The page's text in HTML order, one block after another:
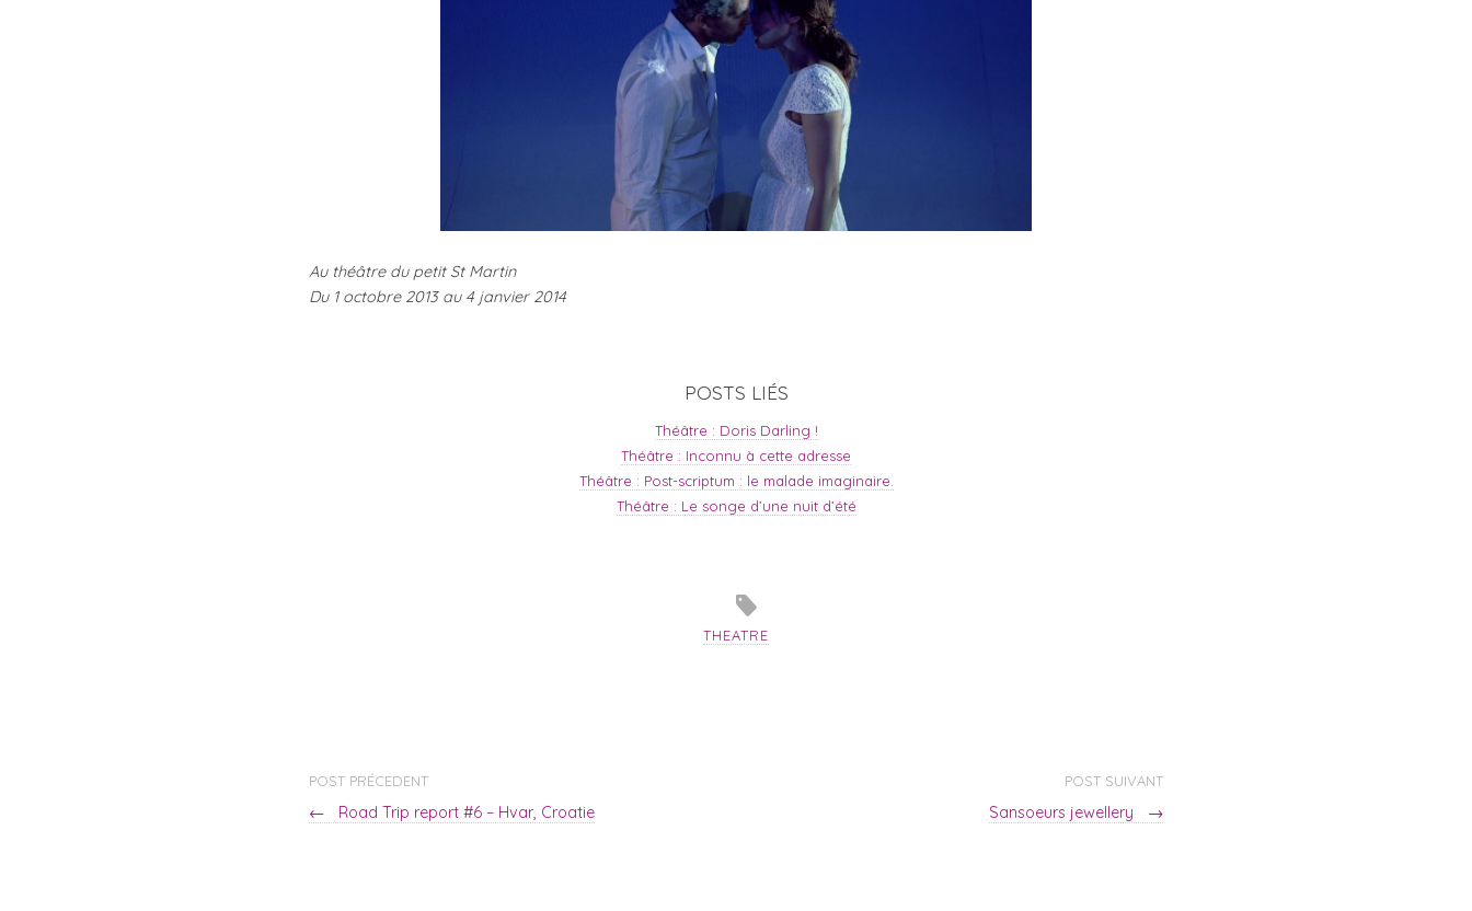
Au théâtre du petit St Martin
Du 1 octobre 2013 au 4 janvier 2014
POSTS LIÉS
Théâtre : Doris Darling !
Théâtre : Inconnu à cette adresse
Théâtre : Post-scriptum : le malade imaginaire.
Théâtre : Le songe d’une nuit d’été
THEATRE
POST PRÉCEDENT
← Road Trip report #6 – Hvar, Croatie
POST SUIVANT
Sansoeurs jewellery →